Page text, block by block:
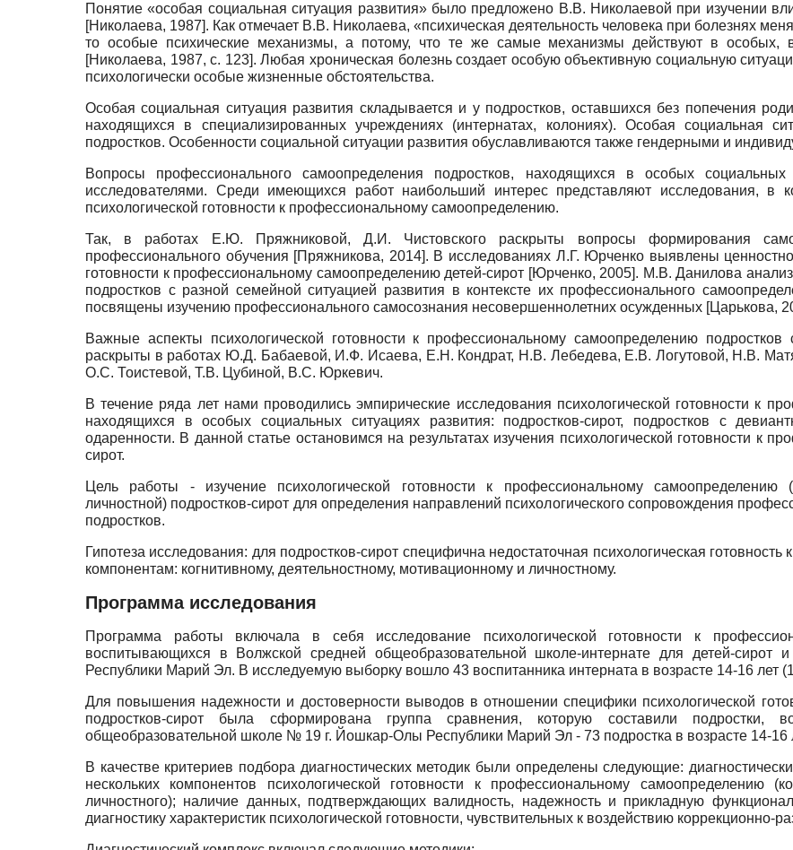
Понятие «особая социальная ситуация развития» было предложено В.В. Николаевой при изучении
[Николаева, 1987]. Как отмечает В.В. Николаева, «психическая деятельность человека при болезнях
то особые психические механизмы, а потому, что те же самые механизмы действуют в особых,
[Николаева, 1987, с. 123]. Любая хроническая болезнь создает особую объективную социальную
психологически особые жизненные обстоятельства.
Особая социальная ситуация развития складывается и у подростков, оставшихся без попечения
находящихся в специализированных учреждениях (интернатах, колониях). Особая социальная
подростков. Особенности социальной ситуации развития обуславливаются также гендерными и
Вопросы профессионального самоопределения подростков, находящихся в особых
исследователями. Среди имеющихся работ наибольший интерес представляют исследования, в
психологической готовности к профессиональному самоопределению.
Так, в работах Е.Ю. Пряжниковой, Д.И. Чистовского раскрыты вопросы формирования
профессионального обучения [Пряжникова, 2014]. В исследованиях Л.Г. Юрченко выявлены
готовности к профессиональному самоопределению детей-сирот [Юрченко, 2005]. М.В. Данилова
подростков с разной семейной ситуацией развития в контексте их профессионального
посвящены изучению профессионального самосознания несовершеннолетних осужденных [Царькова,
Важные аспекты психологической готовности к профессиональному самоопределению
раскрыты в работах Ю.Д. Бабаевой, И.Ф. Исаева, Е.Н. Кондрат, Н.В. Лебедева, Е.В. Логутовой, Н.В.
О.С. Тоистевой, Т.В. Цубиной, В.С. Юркевич.
В течение ряда лет нами проводились эмпирические исследования психологической готовности к
находящихся в особых социальных ситуациях развития: подростков-сирот, подростков с
одаренности. В данной статье остановимся на результатах изучения психологической готовности к
сирот.
Цель работы - изучение психологической готовности к профессиональному самоопределению
личностной) подростков-сирот для определения направлений психологического сопровождения
подростков.
Гипотеза исследования: для подростков-сирот специфична недостаточная психологическая
компонентам: когнитивному, деятельностному, мотивационному и личностному.
Программа исследования
Программа работы включала в себя исследование психологической готовности к
воспитывающихся в Волжской средней общеобразовательной школе-интернате для детей-сирот
Республики Марий Эл. В исследуемую выборку вошло 43 воспитанника интерната в возрасте 14-16 лет
Для повышения надежности и достоверности выводов в отношении специфики психологической
подростков-сирот была сформирована группа сравнения, которую составили
общеобразовательной школе № 19 г. Йошкар-Олы Республики Марий Эл - 73 подростка в возрасте 14-16
В качестве критериев подбора диагностических методик были определены следующие:
нескольких компонентов психологической готовности к профессиональному самоопределению
личностного); наличие данных, подтверждающих валидность, надежность и прикладную
диагностику характеристик психологической готовности, чувствительных к воздействию коррекционно-